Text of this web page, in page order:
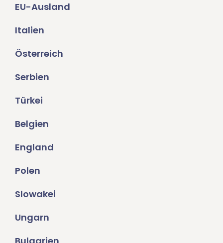
EU-Ausland
Italien
Österreich
Serbien
Türkei
Belgien
England
Polen
Slowakei
Ungarn